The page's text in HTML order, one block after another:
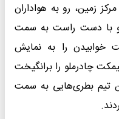
زمین، رو به هواداران
او با دست راست به سمت
خوابیدن را به نمایش
چادرملو را برانگیخت
تیم بطری‌هایی به سمت